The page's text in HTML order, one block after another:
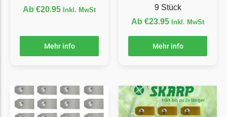
Begrenzungsdraht
Fuxtec
Fuxtec Messer
Garden Feelings
Garden Feelings Messer
Begrenzungsdraht
Ab €20.95 Inkl. MwSt
Mehr info
9 Stück
Ab €23.95 Inkl. MwSt
Mehr info